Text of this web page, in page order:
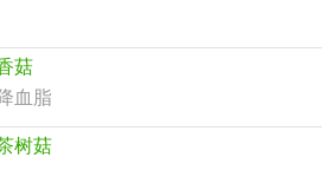
菇
血脂
树菇